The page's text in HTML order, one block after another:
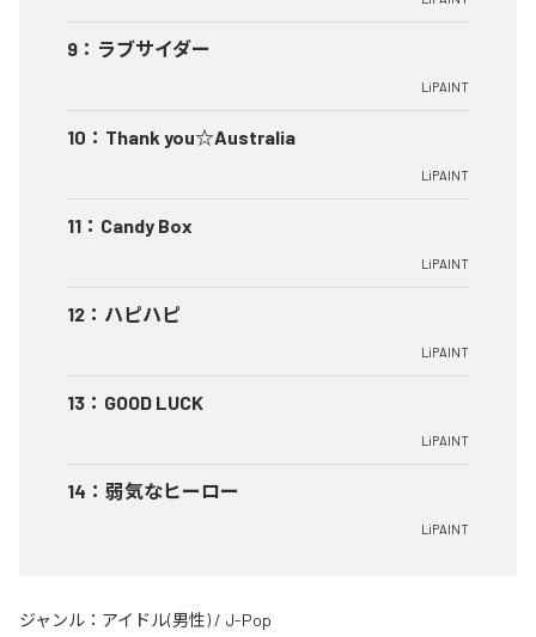
9 ： ラブサイダー
LiPAINT
10 ： Thank you☆Australia
LiPAINT
11 ： Candy Box
LiPAINT
12 ： ハピハピ
LiPAINT
13 ： GOOD LUCK
LiPAINT
14 ： 弱気なヒーロー
LiPAINT
ジャンル： アイドル(男性) / J-Pop